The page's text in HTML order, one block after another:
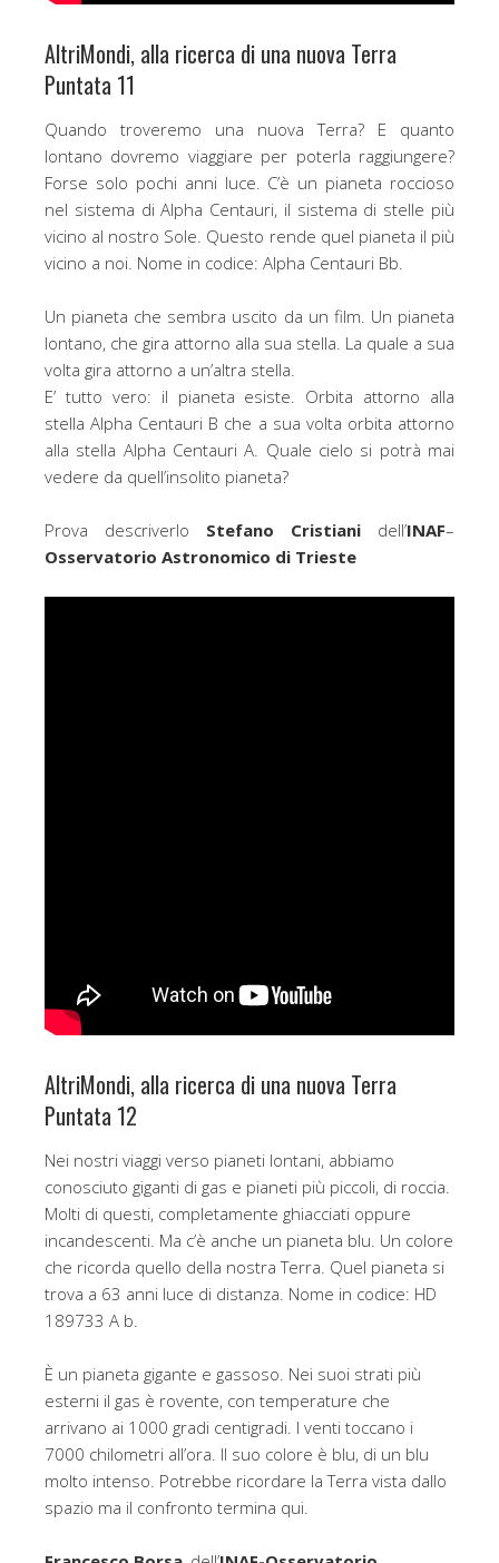
AltriMondi, alla ricerca di una nuova Terra
Puntata 11
Quando troveremo una nuova Terra? E quanto
lontano dovremo viaggiare per poterla raggiungere?
Forse solo pochi anni luce. C’è un pianeta roccioso
nel sistema di Alpha Centauri, il sistema di stelle più
vicino al nostro Sole. Questo rende quel pianeta il più
vicino a noi. Nome in codice: Alpha Centauri Bb.
Un pianeta che sembra uscito da un film. Un pianeta
lontano, che gira attorno alla sua stella. La quale a sua
volta gira attorno a un’altra stella.
E’ tutto vero: il pianeta esiste. Orbita attorno alla
stella Alpha Centauri B che a sua volta orbita attorno
alla stella Alpha Centauri A. Quale cielo si potrà mai
vedere da quell’insolito pianeta?
Prova descriverlo Stefano Cristiani dell’INAF–
Osservatorio Astronomico di Trieste
AltriMondi, alla ricerca di una nuova Terra
Puntata 12
Nei nostri viaggi verso pianeti lontani, abbiamo
conosciuto giganti di gas e pianeti più piccoli, di roccia.
Molti di questi, completamente ghiacciati oppure
incandescenti. Ma c’è anche un pianeta blu. Un colore
che ricorda quello della nostra Terra. Quel pianeta si
trova a 63 anni luce di distanza. Nome in codice: HD
189733 A b.
È un pianeta gigante e gassoso. Nei suoi strati più
esterni il gas è rovente, con temperature che
arrivano ai 1000 gradi centigradi. I venti toccano i
7000 chilometri all’ora. Il suo colore è blu, di un blu
molto intenso. Potrebbe ricordare la Terra vista dallo
spazio ma il confronto termina qui.